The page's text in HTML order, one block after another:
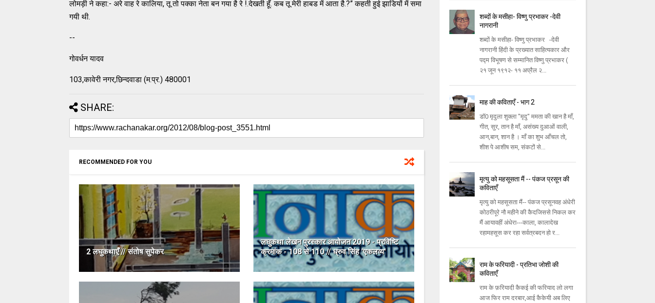
लोमड़ी ने कहा:- अरे वाह रे कालिया, तू तो पक्का नेता बन गया है रे !.देखती हूँ. कब तू मेरी हाबड में आता है.?” कहती हुई झाडियों में समा
गयी थी.
--
गोवर्धन यादव
103,कावेरी नगर,छिन्दवाडा (म.प्र.) 480001
SHARE:
RECOMMENDED FOR YOU
2 लघुकथाएँ // संतोष सुपेकर
लघुकथा लेखन पुरस्कार आयोजन 2019 - प्रविष्टि
क्रमांक - 108 से 110 // ध्रुव सिंह 'एकलव्य'
शब्दों के मसीहा- विष्णु प्रभाकर -देवी
नागरानी
शब्दों के मसीहा- विष्णु प्रभाकर -देवी
नागरानी हिंदी के प्रख्यात साहित्यकार और
पद्म विभूषण से सम्मानित विष्णु प्रभाकर (
२१ जून १९१२- ११ अप्रैल २...
माह की कविताएँ - भाग 2
डॉ0 मृदुला शुक्ला "मृदु" ममता की खान है माँ,
गीत, सुर, तान है माँ, असंख्य दुआओं वाली,
आन,बान, शान है । माँ का शुभ आँचल तो,
शीश पे आशीष सम, संकटों से...
मृत्यु को महसूसता मैं -- पंकज प्रसून की
कविताएँ
मृत्यु को महसूसता मैं-- पंकज प्रसूनवह अंधेरी
कोठरीपूरे नौ महीने की कैदजिससे निकल कर
मैं आयावहीं अंधेरा---काला, कालादेख
रहामहसूस कर रहा सर्वत्रबदन हो र...
राम के फरियादी - प्रतिभा जोशी की
कविताएँ
राम के फ़रियादी कैकई की फरियाद लो लगा
आज फिर राम दरबार,आई कैकेयी अब लिए